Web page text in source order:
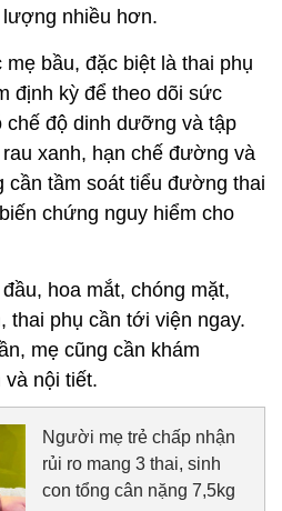
nhiều hơn.
bầu, đặc biệt là thai phụ
định kỳ để theo dõi sức
chế độ dinh dưỡng và tập
xanh, hạn chế đường và
cần tầm soát tiểu đường thai
chứng nguy hiểm cho
hoa mắt, chóng mặt,
thai phụ cần tới viện ngay.
mẹ cũng cần khám
và nội tiết.
Người mẹ trẻ chấp nhận
rủi ro mang 3 thai, sinh
con tổng cân nặng 7,5kg